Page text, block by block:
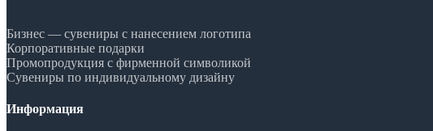
Бизнес — сувениры с нанесением логотипа
Корпоративные подарки
Промопродукция с фирменной символикой
Сувениры по индивидуальному дизайну
Информация